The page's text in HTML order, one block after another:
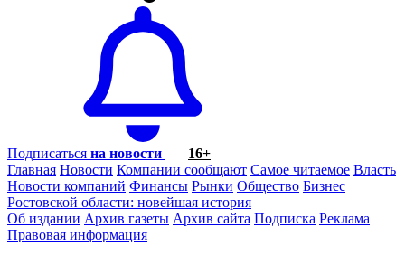
Подписаться на новости
16+
Главная Новости Компании сообщают Самое читаемое Власть
Новости компаний Финансы Рынки Общество Бизнес
Ростовской области: новейшая история
Об издании Архив газеты Архив сайта Подписка Реклама
Правовая информация